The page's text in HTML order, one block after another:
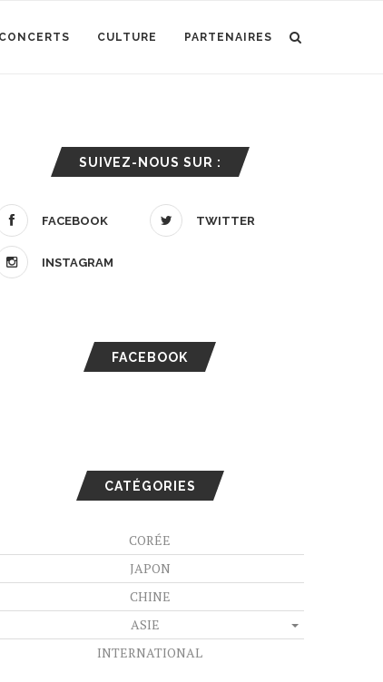
CULTURE PARTENAIRES
SUIVEZ-NOUS SUR :
FACEBOOK TWITTER
INSTAGRAM
FACEBOOK
CATÉGORIES
CORÉE
JAPON
CHINE
ASIE
INTERNATIONAL